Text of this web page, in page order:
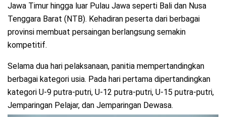
Jawa Timur hingga luar Pulau Jawa seperti Bali dan Nusa
Tenggara Barat (NTB). Kehadiran peserta dari berbagai
provinsi membuat persaingan berlangsung semakin
kompetitif.
Selama dua hari pelaksanaan, panitia mempertandingkan
berbagai kategori usia. Pada hari pertama dipertandingkan
kategori U-9 putra-putri, U-12 putra-putri, U-15 putra-putri,
Jemparingan Pelajar, dan Jemparingan Dewasa.